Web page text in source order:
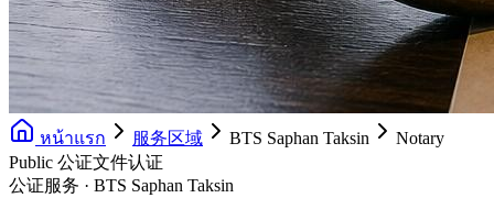
หน้าแรก 服务区域 BTS Saphan Taksin
Notary
Public 公证文件认证
公证服务 · BTS Saphan Taksin